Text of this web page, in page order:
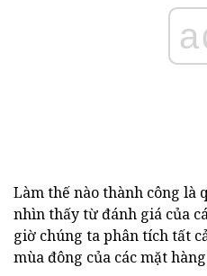
Làm thế nào thành công là
nhìn thấy từ đánh giá của
giờ chúng ta phân tích tất
mùa đông của các mặt